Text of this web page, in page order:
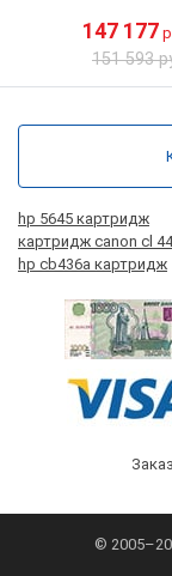
147 177
151 593
hp 5645 картридж
картридж canon cl
hp cb436a картридж
©